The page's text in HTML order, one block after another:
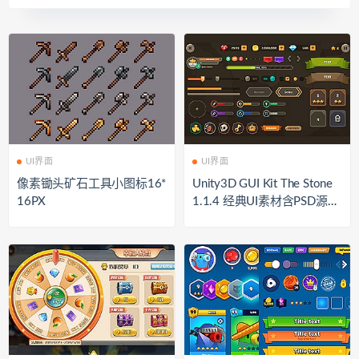
UI界面
像素锄头矿石工具小图标16*
16PX
UI界面
Unity3D GUI Kit The Stone
1.1.4 经典UI素材含PSD源文